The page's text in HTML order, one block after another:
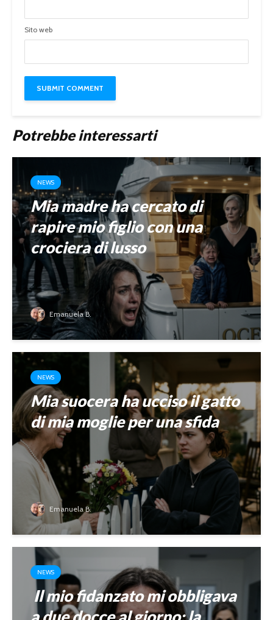
Sito web
Potrebbe interessarti
NEWS
Mia madre ha cercato di
rapire mio figlio con una
crociera di lusso
Emanuela B.
NEWS
Mia suocera ha ucciso il gatto
di mia moglie per una sfida
Emanuela B.
NEWS
Il mio fidanzato mi obbligava